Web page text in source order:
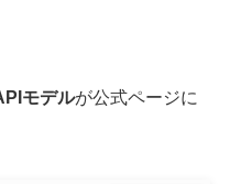
モデルが公式ページに